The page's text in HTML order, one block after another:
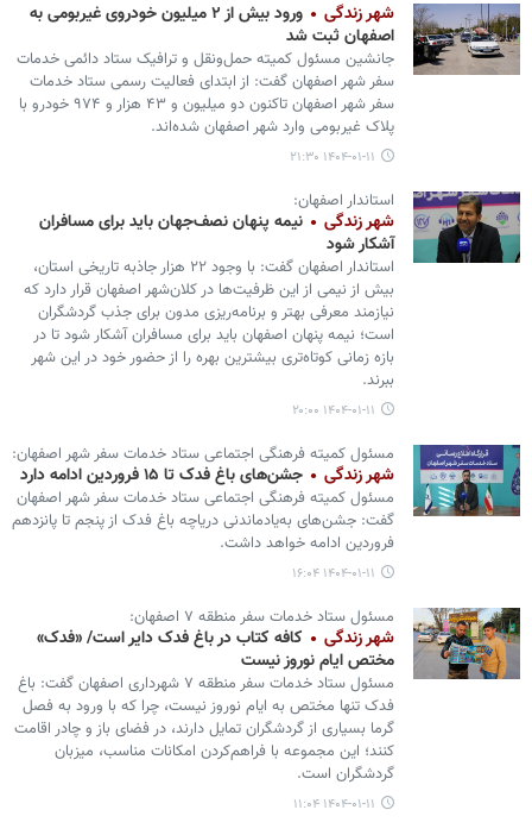
شهر زندگی
ورود بیش از ۲ میلیون خودروی غیربومی به
اصفهان ثبت شد
جانشین مسئول کمیته حمل‌ونقل و ترافیک ستاد دائمی خدمات
سفر شهر اصفهان گفت: از ابتدای فعالیت رسمی ستاد خدمات
سفر شهر اصفهان تاکنون دو میلیون و ۴۳ هزار و ۹۷۴ خودرو با
پلاک غیربومی وارد شهر اصفهان شده‌اند.
۱۴۰۴-۰۱-۱۱ ۲۱:۳۰
استاندار اصفهان:
شهر زندگی
نیمه پنهان نصف‌جهان باید برای مسافران
آشکار شود
استاندار اصفهان گفت: با وجود ۲۲ هزار جاذبه تاریخی استان،
بیش از نیمی از این ظرفیت‌ها در کلان‌شهر اصفهان قرار دارد که
نیازمند معرفی بهتر و برنامه‌ریزی مدون برای جذب گردشگران
است؛ نیمه پنهان اصفهان باید برای مسافران آشکار شود تا در
بازه زمانی کوتاه‌تری بیشترین بهره را از حضور خود در این شهر
ببرند.
۱۴۰۴-۰۱-۱۱ ۲۰:۰۰
مسئول کمیته فرهنگی اجتماعی ستاد خدمات سفر شهر اصفهان:
شهر زندگی جشن‌های باغ فدک تا ۱۵ فروردین ادامه دارد
مسئول کمیته فرهنگی اجتماعی ستاد خدمات سفر شهر اصفهان
گفت: جشن‌های به‌یادماندنی دریاچه باغ فدک از پنجم تا پانزدهم
فروردین ادامه خواهد داشت.
۱۴۰۴-۰۱-۱۱ ۱۶:۰۴
مسئول ستاد خدمات سفر منطقه ۷ اصفهان:
شهر زندگی
کافه کتاب در باغ فدک دایر است/ «فدک»
مختص ایام نوروز نیست
مسئول ستاد خدمات سفر منطقه ۷ شهرداری اصفهان گفت: باغ
فدک تنها مختص به ایام نوروز نیست، چرا که با ورود به فصل
گرما بسیاری از گردشگران تمایل دارند، در فضای باز و چادر اقامت
کنند؛ این مجموعه با فراهم‌کردن امکانات مناسب، میزبان
گردشگران است.
۱۴۰۴-۰۱-۱۱ ۱۱:۰۴